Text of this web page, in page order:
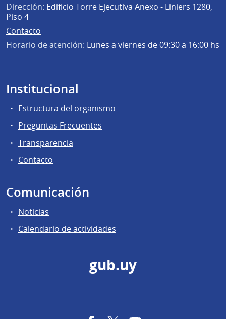
Dirección: Edificio Torre Ejecutiva Anexo - Liniers 1280,
Piso 4
Contacto
Horario de atención: Lunes a viernes de 09:30 a 16:00 hs
Institucional
Estructura del organismo
Preguntas Frecuentes
Transparencia
Contacto
Comunicación
Noticias
Calendario de actividades
gub.uy